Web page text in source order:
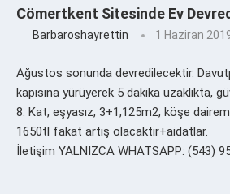
Cömertkent Sitesinde Ev
Barbaroshayrettin 1 Haziran
Ağustos sonunda devredilecektir.
kapısına yürüyerek 5 dakika uzaklıkta,
8. Kat, eşyasız, 3+1,125m2, köşe
1650tl fakat artış olacaktır+aidatlar.
İletişim YALNIZCA WHATSAPP: (543)